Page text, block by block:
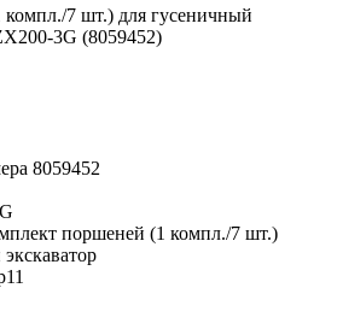
7 шт.) для гусеничный
3G (8059452)
8059452
поршеней (1 компл./7 шт.)